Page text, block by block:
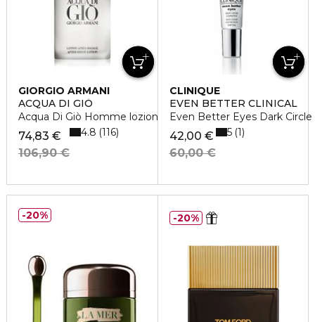
GIORGIO ARMANI
ACQUA DI GIÒ
Acqua Di Giò Homme lozione dopobarba
74,83 €
106,90 €
4.8 116
CLINIQUE
EVEN BETTER CLINICAL
Even Better Eyes Dark Circle
42,00 €
60,00 €
5 1
20% 20%